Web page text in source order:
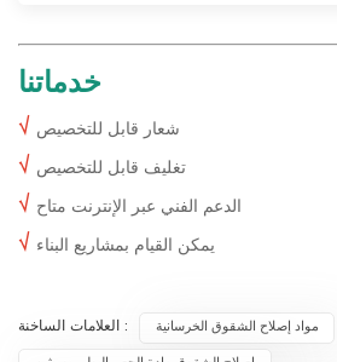
خدماتنا
√ شعار قابل للتخصيص
√ تغليف قابل للتخصيص
√ الدعم الفني عبر الإنترنت متاح
√ يمكن القيام بمشاريع البناء
العلامات الساخنة : مواد إصلاح الشقوق الخرسانية